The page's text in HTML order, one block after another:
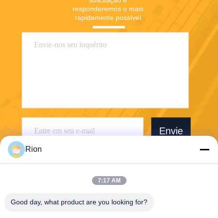
responderemos o mais
rapidamente possível.
Envie
Shenzhen Rion Technology Co., Ltd.
Rion
7:17 AM
Good day, what product are you looking for?